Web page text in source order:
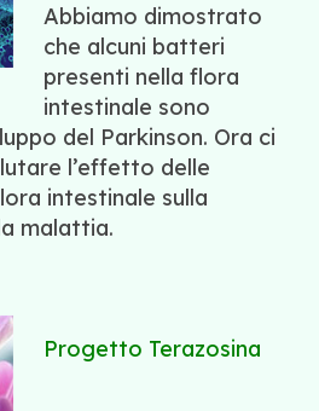
Abbiamo dimostrato
che alcuni batteri
presenti nella flora
intestinale sono
del Parkinson. Ora ci
l’effetto delle
intestinale sulla
malattia.
Progetto Terazosina